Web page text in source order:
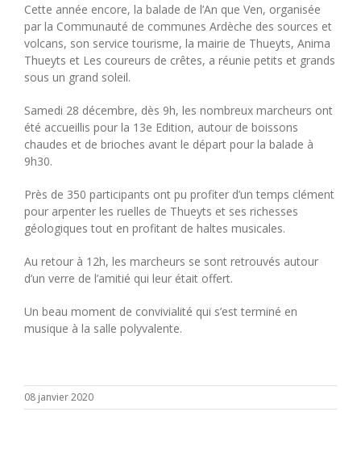
Cette année encore, la balade de l’An que Ven, organisée
par la Communauté de communes Ardèche des sources et
volcans, son service tourisme, la mairie de Thueyts, Anima
Thueyts et Les coureurs de crêtes, a réunie petits et grands
sous un grand soleil.
Samedi 28 décembre, dès 9h, les nombreux marcheurs ont
été accueillis pour la 13e Edition, autour de boissons
chaudes et de brioches avant le départ pour la balade à
9h30.
Près de 350 participants ont pu profiter d’un temps clément
pour arpenter les ruelles de Thueyts et ses richesses
géologiques tout en profitant de haltes musicales.
Au retour à 12h, les marcheurs se sont retrouvés autour
d’un verre de l’amitié qui leur était offert.
Un beau moment de convivialité qui s’est terminé en
musique à la salle polyvalente.
08 janvier 2020